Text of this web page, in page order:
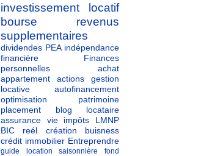
investissement locatif
bourse
revenus
supplementaires
dividendes PEA indépendance
financière
Finances
personnelles
achat
appartement
actions
gestion
locative
autofinancement
optimisation patrimoine
placement
blog
locataire
assurance vie
impôts
LMNP
BIC reél
création buisness
crédit immobilier Entreprendre
guide location saisonnière
fond